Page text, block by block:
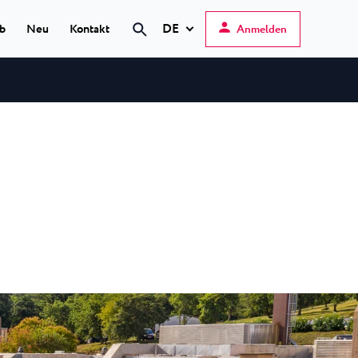
Neu Kontakt DE Anmelden
Suche